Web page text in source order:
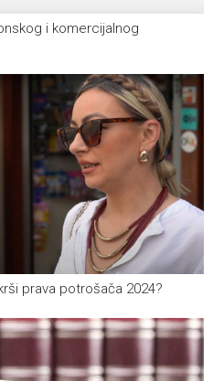
i komercijalnog
prava potrošača 2024?